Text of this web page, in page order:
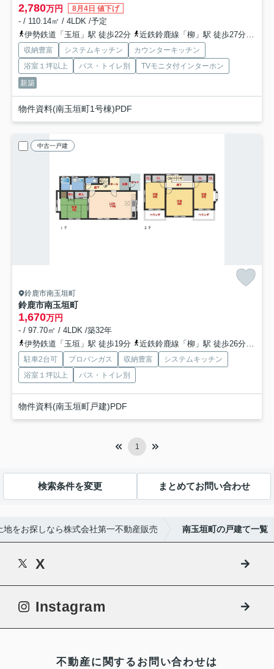
2,780万円 8月4日 値下げ
- / 110.14㎡ / 4LDK /予定
伊勢鉄道「玉垣」駅 徒歩22分
近鉄鈴鹿線「柳」駅 徒歩27分
収納豊富 システムキッチン
カウンターキッチン
浴室１坪以上
バス・トイレ別
TVモニタ付インターホン
新築
物件資料(南玉垣町1号棟)PDF
中古一戸建
鈴鹿市南玉垣町
鈴鹿市南玉垣町
1,670万円
- / 97.70㎡ / 4LDK /築32年
伊勢鉄道「玉垣」駅 徒歩19分
近鉄鈴鹿線「柳」駅 徒歩26分
駐車2台可 プロパンガス 収納豊富
システムキッチン
浴室１坪以上
バス・トイレ別
物件資料(南玉垣町戸建)PDF
1
検索条件を変更 まとめてお問い合わせ
地をお探しなら株式会社第一不動産販売 南玉垣町の戸建て一覧
X
Instagram
不動産に関するお問い合わせは